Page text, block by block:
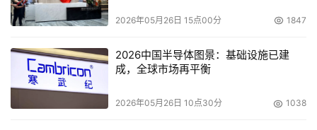
户最大程度的免除购机的后顾之忧。
伴随新一代Bensley平台的发布，预示者双核技术更加
的成熟、双核产品性能更加的高效，对于如何将双核产品普
及应用，华硕服务器产品总监舒赜认为：随着服务器市场的
进一步成熟，用户对服务器的关注重点，不再只是技术或单
2026年05月26日 15点00分 1847
2026中国半导体图景：基础设施已建
成，全球市场再平衡
2026年05月26日 10点30分 1038